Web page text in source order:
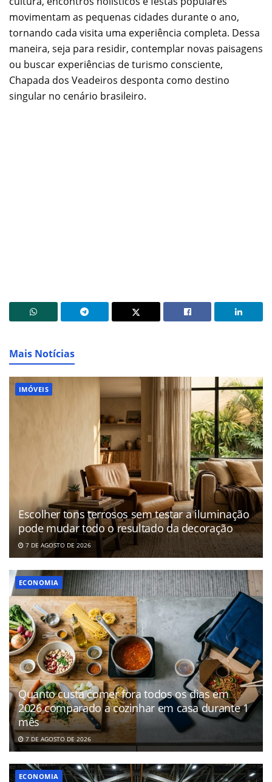
movimentam as pequenas cidades durante o ano,
tornando cada visita uma experiência completa. Dessa
maneira, seja para residir, contemplar novas paisagens
ou buscar experiências de turismo consciente,
Chapada dos Veadeiros desponta como destino
singular no cenário brasileiro.
Mais Notícias
IMÓVEIS
Escolher tons terrosos sem testar a iluminação
pode mudar todo o resultado da decoração
7 DE AGOSTO DE 2026
ECONOMIA
Quanto custa comer fora todos os dias em
2026 comparado a cozinhar em casa durante 1
mês
7 DE AGOSTO DE 2026
ECONOMIA